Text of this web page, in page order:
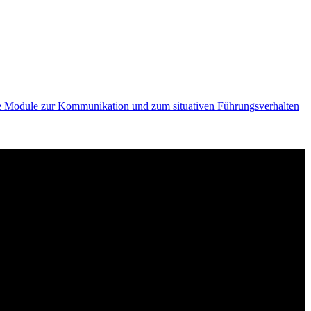
zur Kommunikation und zum situativen Führungsverhalten